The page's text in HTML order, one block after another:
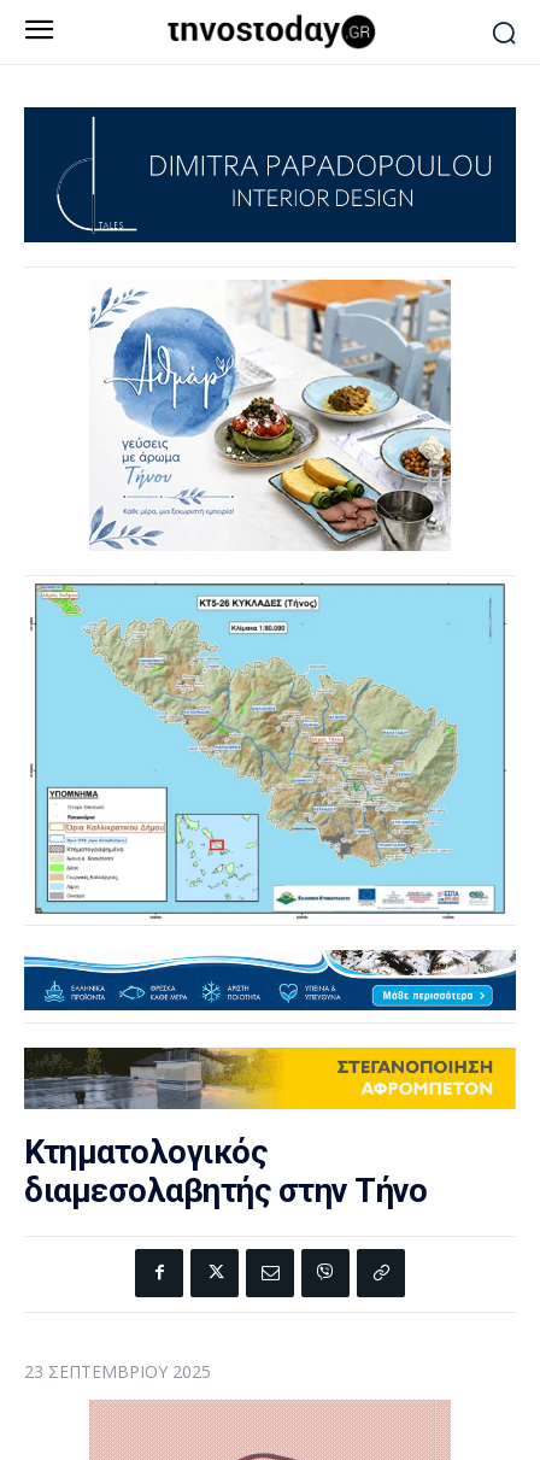
Κτηματολογικός
διαμεσολαβητής στην Τήνο
23 ΣΕΠΤΕΜΒΡΊΟΥ 2025